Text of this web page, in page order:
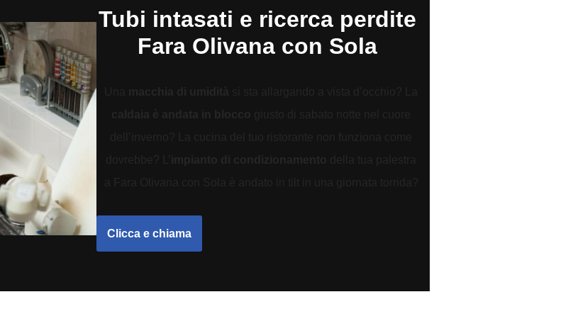
Tubi intasati e ricerca perdite
Fara Olivana con Sola
Clicca e chiama